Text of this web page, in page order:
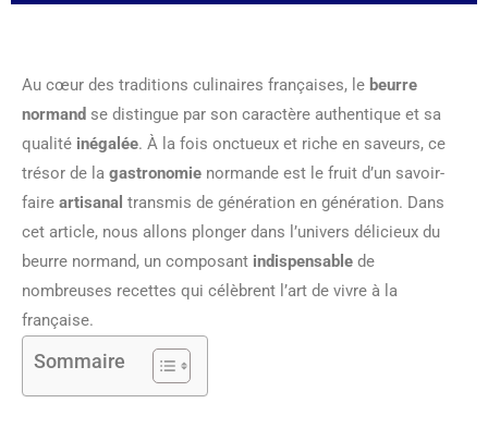
Au cœur des traditions culinaires françaises, le beurre
normand se distingue par son caractère authentique et sa
qualité inégalée. À la fois onctueux et riche en saveurs, ce
trésor de la gastronomie normande est le fruit d’un savoir-
faire artisanal transmis de génération en génération. Dans
cet article, nous allons plonger dans l’univers délicieux du
beurre normand, un composant indispensable de
nombreuses recettes qui célèbrent l’art de vivre à la
française.
Sommaire